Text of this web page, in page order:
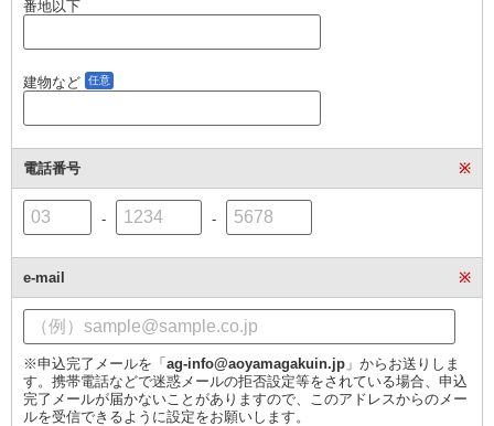
番地以下
建物など 任意
電話番号 ※
- -
e-mail ※
※申込完了メールを「 ag-info@aoyamagakuin.jp 」からお送りしま
す。携帯電話などで迷惑メールの拒否設定等をされている場合、申込
完了メールが届かないことがありますので、このアドレスからのメー
ルを受信できるように設定をお願いします。